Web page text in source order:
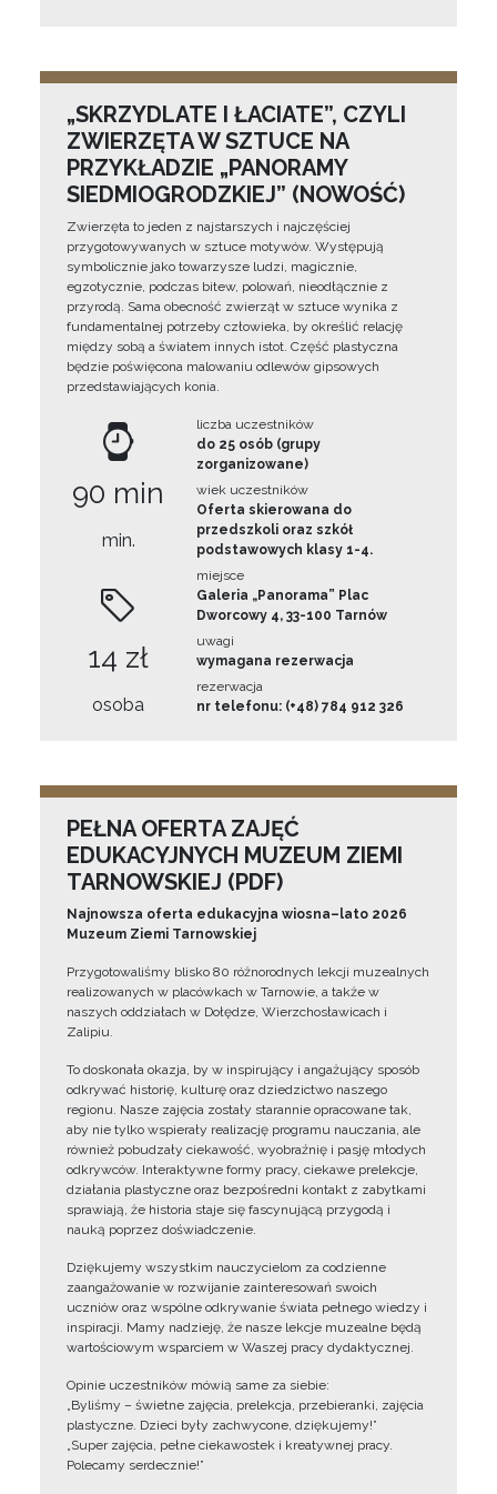
„SKRZYDLATE I ŁACIATE”, CZYLI
ZWIERZĘTA W SZTUCE NA
PRZYKŁADZIE „PANORAMY
SIEDMIOGRODZKIEJ” (NOWOŚĆ)
Zwierzęta to jeden z najstarszych i najczęściej
przygotowywanych w sztuce motywów. Występują
symbolicznie jako towarzysze ludzi, magicznie,
egzotycznie, podczas bitew, polowań, nieodłącznie z
przyrodą. Sama obecność zwierząt w sztuce wynika z
fundamentalnej potrzeby człowieka, by określić relację
między sobą a światem innych istot. Część plastyczna
będzie poświęcona malowaniu odlewów gipsowych
przedstawiających konia.
90 min
min.
14 zł
osoba
liczba uczestników
do 25 osób (grupy
zorganizowane)
wiek uczestników
Oferta skierowana do
przedszkoli oraz szkół
podstawowych klasy 1-4.
miejsce
Galeria „Panorama” Plac
Dworcowy 4, 33-100 Tarnów
uwagi
wymagana rezerwacja
rezerwacja
nr telefonu: (+48) 784 912 326
PEŁNA OFERTA ZAJĘĆ
EDUKACYJNYCH MUZEUM ZIEMI
TARNOWSKIEJ (PDF)
Najnowsza oferta edukacyjna wiosna–lato 2026
Muzeum Ziemi Tarnowskiej
Przygotowaliśmy blisko 80 różnorodnych lekcji muzealnych
realizowanych w placówkach w Tarnowie, a także w
naszych oddziałach w Dołędze, Wierzchosławicach i
Zalipiu.
To doskonała okazja, by w inspirujący i angażujący sposób
odkrywać historię, kulturę oraz dziedzictwo naszego
regionu. Nasze zajęcia zostały starannie opracowane tak,
aby nie tylko wspierały realizację programu nauczania, ale
również pobudzały ciekawość, wyobraźnię i pasję młodych
odkrywców. Interaktywne formy pracy, ciekawe prelekcje,
działania plastyczne oraz bezpośredni kontakt z zabytkami
sprawiają, że historia staje się fascynującą przygodą i
nauką poprzez doświadczenie.
Dziękujemy wszystkim nauczycielom za codzienne
zaangażowanie w rozwijanie zainteresowań swoich
uczniów oraz wspólne odkrywanie świata pełnego wiedzy i
inspiracji. Mamy nadzieję, że nasze lekcje muzealne będą
wartościowym wsparciem w Waszej pracy dydaktycznej.
Opinie uczestników mówią same za siebie:
„Byliśmy – świetne zajęcia, prelekcja, przebieranki, zajęcia
plastyczne. Dzieci były zachwycone, dziękujemy!”
„Super zajęcia, pełne ciekawostek i kreatywnej pracy.
Polecamy serdecznie!”